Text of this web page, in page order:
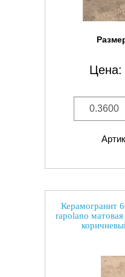
Цена:
Керамогранит
rapolano матовая